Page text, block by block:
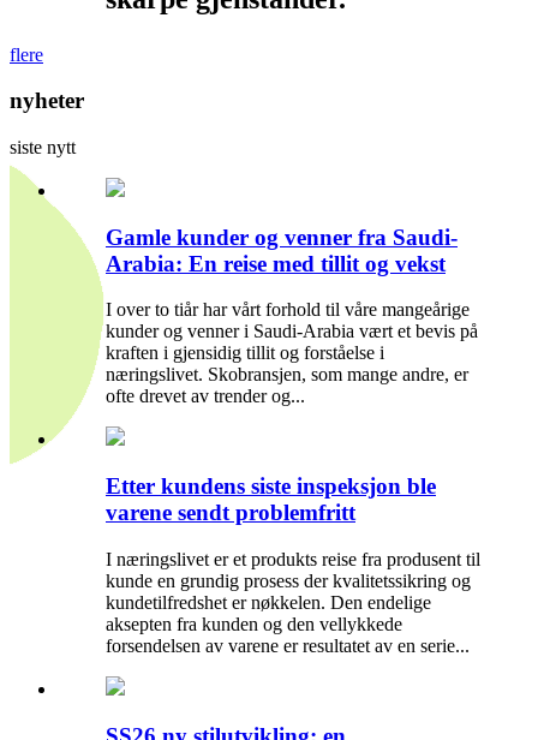
flere
nyheter
siste nytt
Gamle kunder og venner fra Saudi-
Arabia: En reise med tillit og vekst
I over to tiår har vårt forhold til våre mangeårige
kunder og venner i Saudi-Arabia vært et bevis på
kraften i gjensidig tillit og forståelse i
næringslivet. Skobransjen, som mange andre, er
ofte drevet av trender og...
Etter kundens siste inspeksjon ble
varene sendt problemfritt
I næringslivet er et produkts reise fra produsent til
kunde en grundig prosess der kvalitetssikring og
kundetilfredshet er nøkkelen. Den endelige
aksepten fra kunden og den vellykkede
forsendelsen av varene er resultatet av en serie...